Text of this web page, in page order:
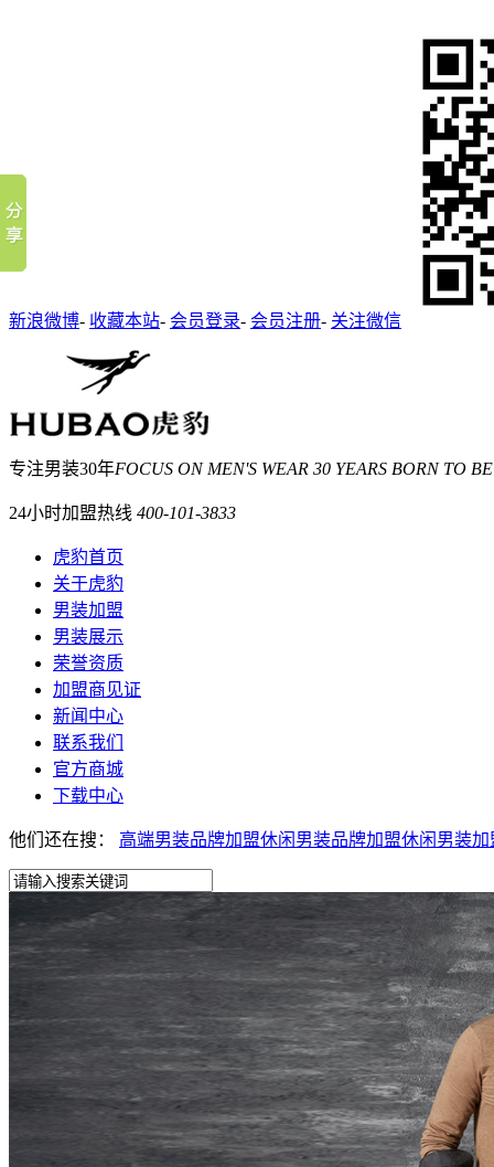
新浪微博- 收藏本站- 会员登录- 会员注册- 关注微信
专注男装30年FOCUS ON MEN'S WEAR 30 YEARS BORN TO
24小时加盟热线 400-101-3833
虎豹首页
关于虎豹
男装加盟
男装展示
荣誉资质
加盟商见证
新闻中心
联系我们
官方商城
下载中心
他们还在搜： 高端男装品牌加盟休闲男装品牌加盟休闲男装加